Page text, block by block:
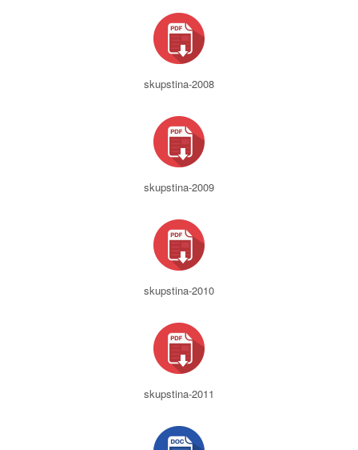
skupstina-2008
skupstina-2009
skupstina-2010
skupstina-2011